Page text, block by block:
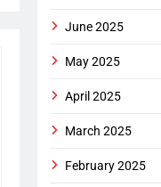
June 2025
May 2025
April 2025
March 2025
February 2025